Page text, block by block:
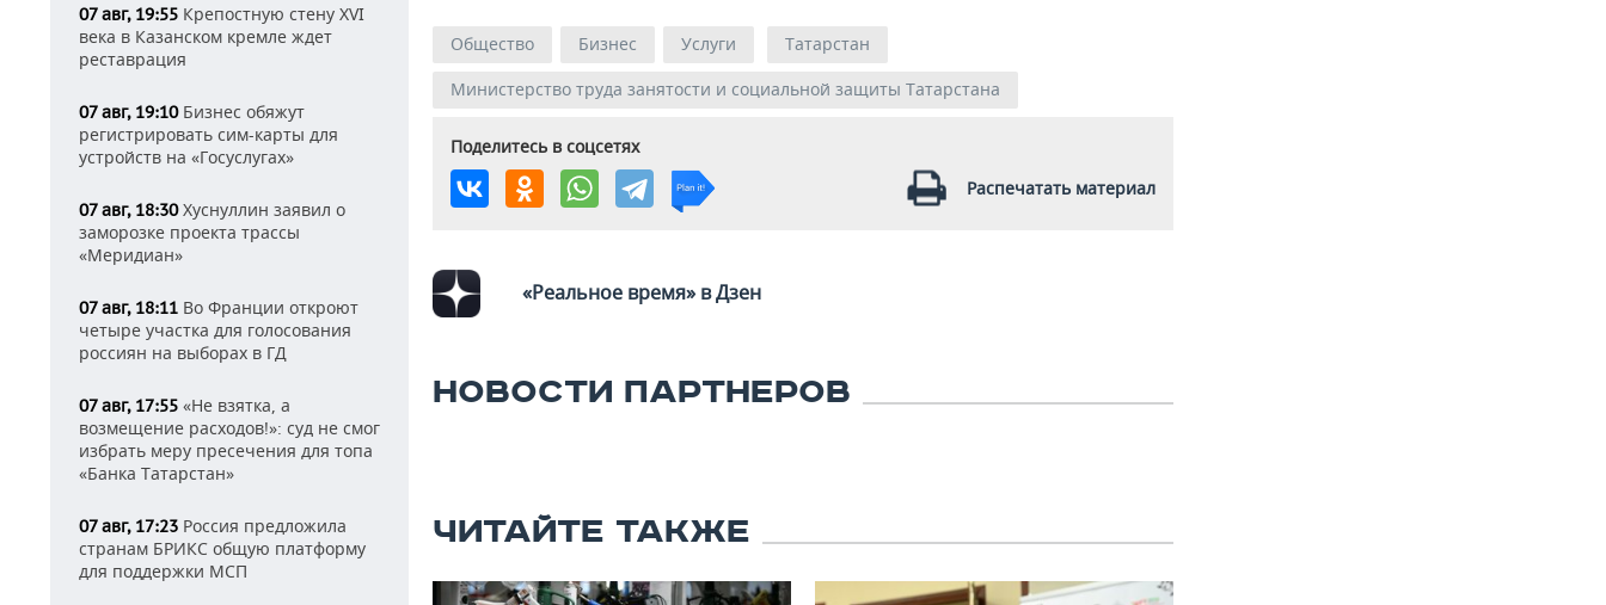
07 авг, 19:55 Крепостную стену XVI
века в Казанском кремле ждет
реставрация
07 авг, 19:10Бизнес обяжут
регистрировать сим-карты для
устройств на «Госуслугах»
07 авг, 18:30Хуснуллин заявил о
заморозке проекта трассы
«Меридиан»
07 авг, 18:11 Во Франции откроют
четыре участка для голосования
россиян на выборах в ГД
07 авг, 17:55 «Не взятка, а
возмещение расходов!»: суд не смог
избрать меру пресечения для топа
«Банка Татарстан»
07 авг, 17:23 Россия предложила
странам БРИКС общую платформу
для поддержки МСП
Общество Бизнес Услуги
Татарстан
Министерство труда занятости и социальной защиты Татарстана
Поделитесь в соцсетях
Распечатать материал
«Реальное время» в Дзен
НОВОСТИ ПАРТНЕРОВ
ЧИТАЙТЕ ТАКЖЕ